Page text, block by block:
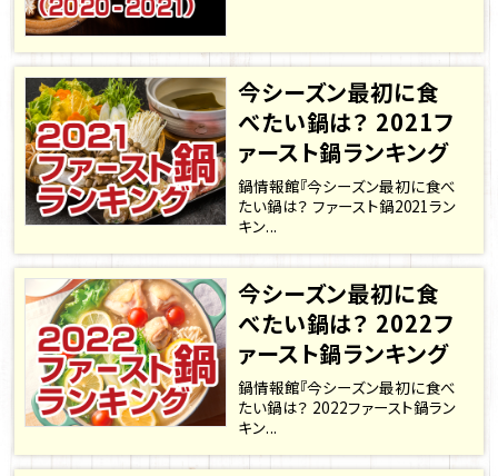
今シーズン最初に食
べたい鍋は？ 2021フ
ァースト鍋ランキング
鍋情報館『今シーズン最初に食べ
たい鍋は？ ファースト鍋2021ラン
キン...
今シーズン最初に食
べたい鍋は？ 2022フ
ァースト鍋ランキング
鍋情報館『今シーズン最初に食べ
たい鍋は？ 2022ファースト鍋ラン
キン...